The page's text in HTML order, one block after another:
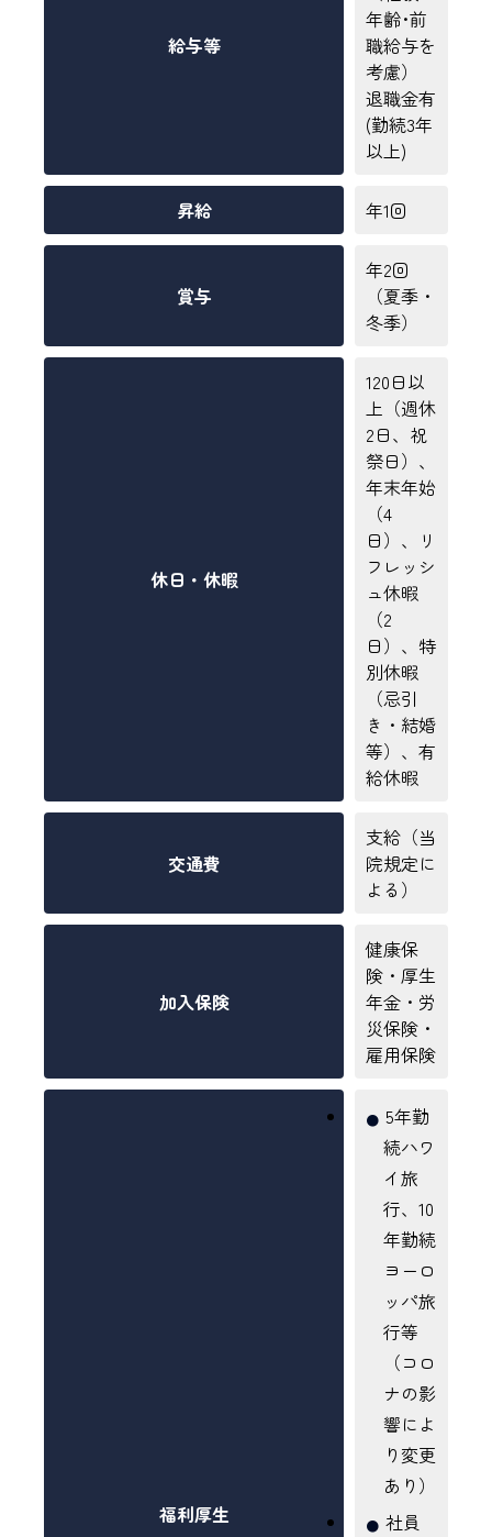
給与等
年齢･前
職給与を
考慮）
退職金有
(勤続3年
以上)
昇給 年1回
賞与
年2回
（夏季・
冬季）
休日・休暇
120日以
上（週休
2日、祝
祭日）、
年末年始
（4
日）、リ
フレッシ
ュ休暇
（2
日）、特
別休暇
（忌引
き・結婚
等）、有
給休暇
交通費
支給（当
院規定に
よる）
加入保険
健康保
険・厚生
年金・労
災保険・
雇用保険
福利厚生
5年勤
続ハワ
イ旅
行、10
年勤続
ヨーロ
ッパ旅
行等
（コロ
ナの影
響によ
り変更
あり）
社員